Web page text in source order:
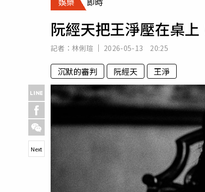
專欄
房產新勢力
阮經天把王淨壓在桌
記者： 林俐瑄 2026-05-13 20:25
沉默的審判 阮經天 王淨
Next